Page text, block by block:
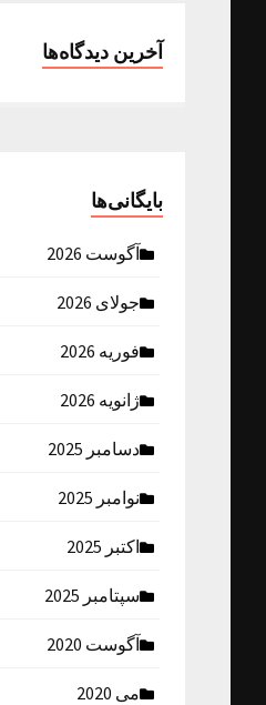
آخرین دیدگاه‌ها
بایگانی‌ها
آگوست 2026
جولای 2026
فوریه 2026
ژانویه 2026
دسامبر 2025
نوامبر 2025
اکتبر 2025
سپتامبر 2025
آگوست 2020
می 2020